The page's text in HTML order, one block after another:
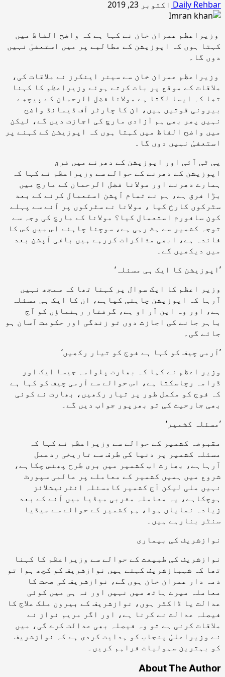
Daily Rehbar اکتوبر 23, 2019
وزیراعظم عمران خان نے کہا ہے کہ واضح الفاظ میں
کہتا ہوں کہ اپوزیشن کے مطالبے پر میں استعفیٰ نہیں
دوں گا۔
وزیراعظم عمران خان سے سینر اینکرز نے ملاقات کی،
ملاقات کے موقع پر بات کرتے ہوئے وزیراعظم کا کہنا
تھا کہ ایسا لگتا ہے مولانا فضل الرحمان کے پیچھے
بیرونی قوتیں ہیں، ان کا چارٹر آف ڈیمانڈ واضح
نہیں پھر بھی ہم آزادی مارچ کی اجازت دیں گے، لیکن
میں واضح الفاظ میں کہتا ہوں کہ اپوزیشن کے کہنے پر
استعفیٰ نہیں دوں گا۔
پی ٹی آئی اور اپوزیشن کے دھرنے میں فرق
اپوزیشن کے دھرنے کے حوالے سے وزیراعظم نے کہا کہ
ہمارے دھرنے اور مولانا فضل الرحمان کے مارچ میں
بڑا فرق ہے، ہم نے تمام آپشن استعمال کرنے کے بعد
سٹرکوں کارخ کیا ، مولانا نے سٹرکوں پر آنے سے پہلے
کون سافورم استعمال کیا؟ مولانا کے مارچ کی وجہ سے
توجہ کشمیر سے ہٹ رہی ہے، سوچنا چاہئے اس میں کس کا
فائدہ ہے، ابھی مذاکرات کررہے ہیں باقی آپشن بعد
میں دیکھیں گے۔
’اپوزیشن کا ایک ہی مسئلہ‘
وزیر اعظم کا ایک سوال پر کہنا تھا کہ سمجھ نہیں
آرہا کہ اپوزیشن چاہتی کیاہے، ان کا ایک ہی مسئلہ
ہے، اور وہ این آر او ہے، گرفتار رہنماؤں کو آج
باہر جانے کی اجازت دوں تو زندگی اور حکومت آسان ہو
جائے گی۔
’آرمی چیف کو کہا ہے فوج کو تیار رکھیں‘
وزیر اعظم نے کہا کہ بھارت پلوامہ جیسا ایک اور
ڈرامہ رچاسکتا ہے، اس حوالے سے آرمی چیف کو کہا ہے
کہ فوج کو مکمل طور پر تیار رکھیں، بھارت نے کوئی
بھی جارحیت کی تو بھرپور جواب دیں گے۔
’مسئلہ کشمیر‘
مقبوضہ کشمیر کے حوالے سے وزیراعظم نے کہا کہ
مسئلہ کشمیر پر دنیا کی طرف سے تاریخی ردعمل
آرہاہے، بھارت اب کشمیر میں بری طرح پھنس چکاہے،
شروع میں ہمیں کشمیر کے معاملے پر عالمی سپورٹ
نہیں ملی لیکن آج کشمیر کامسئلہ انٹرنیشلائز
ہوچکاہے، یہ معاملہ مغربی میڈیا میں آنے کے بعد
زیادہ نمایاں ہوا، ہم کشمیر کے حوالے سے میڈیا
سنٹر بنارہے ہیں۔
نوازشریف کی بیماری
نوازشریف کی طبیعت کے حوالے سے وزیراعظم کا کہنا
تھا کہ شہبازشریف کہتے ہیں نوازشریف کو کچھ ہوا تو
ذمہ دار عمران خان ہوں گے، نوازشریف کی صحت کا
معاملہ میرے ہاتھ میں نہیں اور نہ ہی میں کوئی
عدالت یا ڈاکٹر ہوں، نوازشریف کے بیرون ملک علاج کا
فیصلہ عدالت نے کرنا ہے، اور اگر مریم نواز نے
ملاقات کرنی ہے تو وہ فیصلہ بھی عدالت کرے گی، میں
نے وزیراعلیٰ پنجاب کو ہدایت کردی ہے کہ نوازشریف
کو بہترین سہولیات فراہم کریں۔
About The Author